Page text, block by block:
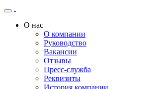
О нас
О компании
Руководство
Вакансии
Отзывы
Пресс-служба
Реквизиты
История компании